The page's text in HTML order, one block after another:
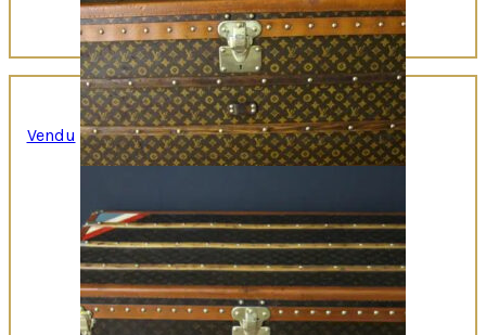
Quick View
Vendu